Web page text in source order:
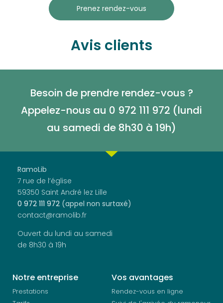
Prenez rendez-vous
Avis clients
Besoin de prendre rendez-vous ?
Appelez-nous au 0 972 111 972 (lundi
au samedi de 8h30 à 19h)
RamoLib
7 rue de l’église
59350 Saint André lez Lille
0 972 111 972 (appel non surtaxé)
contact@ramolib.fr
Ouvert du lundi au samedi
de 8h30 à 19h
Notre entreprise
Prestations
Vos avantages
Rendez-vous en ligne